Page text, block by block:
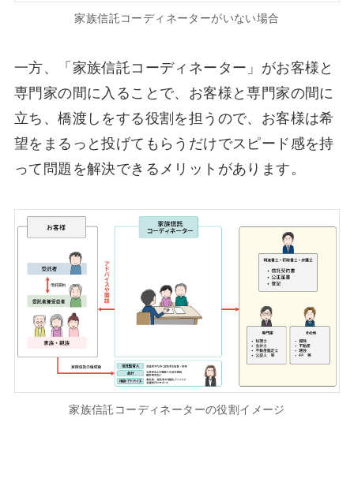
家族信託コーディネーターがいない場合
一方、「家族信託コーディネーター」がお客様と
専門家の間に入ることで、お客様と専門家の間に
立ち、橋渡しをする役割を担うので、お客様は希
望をまるっと投げてもらうだけでスピード感を持
って問題を解決できるメリットがあります。
家族信託コーディネーターの役割イメージ